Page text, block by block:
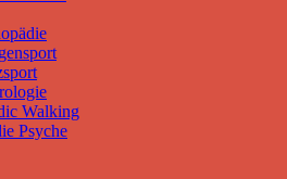
Walking
Psyche